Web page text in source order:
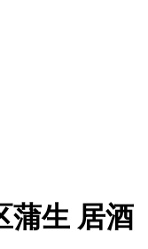
蒲生 居酒